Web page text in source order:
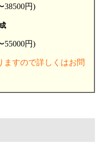
38500円)
55000円)
すので詳しくはお問